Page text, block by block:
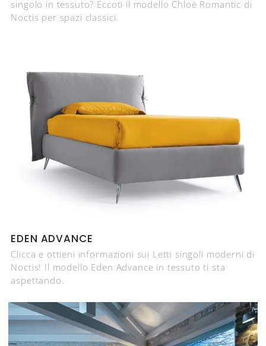
singolo in tessuto? Eccoti il modello Chloè Romantic di
Noctis per spazi classici.
EDEN ADVANCE
Clicca e ottieni informazioni sui Letti singoli moderni di
Noctis! Il modello Eden Advance in tessuto ti sta
aspettando.